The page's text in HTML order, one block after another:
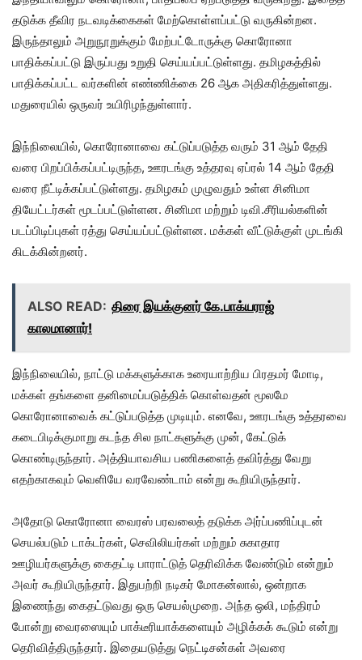
தடுக்க தீவிர நடவடிக்கைகள் மேற்கொள்ளப்பட்டு வருகின்றன.
இருந்தாலும் அறுநூறுக்கும் மேற்பட்டோருக்கு கொரோனா
பாதிக்கப்பட்டு இருப்பது உறுதி செய்யப்பட்டுள்ளது. தமிழகத்தில்
பாதிக்கப்பட்ட வர்களின் எண்ணிக்கை 26 ஆக அதிகரித்துள்ளது.
மதுரையில் ஒருவர் உயிரிழந்துள்ளார்.
இந்நிலையில், கொரோனாவை கட்டுப்படுத்த வரும் 31 ஆம் தேதி
வரை பிறப்பிக்கப்பட்டிருந்த, ஊரடங்கு உத்தரவு ஏப்ரல் 14 ஆம் தேதி
வரை நீட்டிக்கப்பட்டுள்ளது. தமிழகம் முழுவதும் உள்ள சினிமா
தியேட்டர்கள் மூடப்பட்டுள்ளன. சினிமா மற்றும் டிவி.சீரியல்களின்
படப்பிடிப்புகள் ரத்து செய்யப்பட்டுள்ளன. மக்கள் வீட்டுக்குள் முடங்கி
கிடக்கின்றனர்.
ALSO READ: திரை இயக்குனர் கே.பாக்யராஜ்
காலமானார்!
இந்நிலையில், நாட்டு மக்களுக்காக உரையாற்றிய பிரதமர் மோடி,
மக்கள் தங்களை தனிமைப்படுத்திக் கொள்வதன் மூலமே
கொரோனாவைக் கட்டுப்படுத்த முடியும். எனவே, ஊரடங்கு உத்தரவை
கடைபிடிக்குமாறு கடந்த சில நாட்களுக்கு முன், கேட்டுக்
கொண்டிருந்தார். அத்தியாவசிய பணிகளைத் தவிர்த்து வேறு
எதற்காகவும் வெளியே வரவேண்டாம் என்று கூறியிருந்தார்.
அதோடு கொரோனா வைரஸ் பரவலைத் தடுக்க அர்ப்பணிப்புடன்
செயல்படும் டாக்டர்கள், செவிலியர்கள் மற்றும் சுகாதார
ஊழியர்களுக்கு கைதட்டி பாராட்டுத் தெரிவிக்க வேண்டும் என்றும்
அவர் கூறியிருந்தார். இதுபற்றி நடிகர் மோகன்லால், ஒன்றாக
இணைந்து கைதட்டுவது ஒரு செயல்முறை. அந்த ஒலி, மந்திரம்
போன்று வைரஸையும் பாக்டீரியாக்களையும் அழிக்கக் கூடும் என்று
தெரிவித்திருந்தார். இதையடுத்து நெட்டிசன்கள் அவரை